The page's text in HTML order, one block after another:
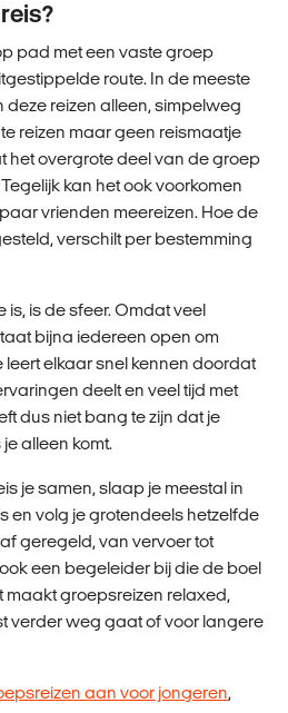
pad met een vaste groep
route. In de meeste
reizen alleen, simpelweg
reizen maar geen reismaatje
het overgrote deel van de groep
kan het ook voorkomen
vrienden meereizen. Hoe de
verschilt per bestemming
is, is de sfeer. Omdat veel
bijna iedereen open om
leert elkaar snel kennen doordat
deelt en veel tijd met
dus niet bang te zijn dat je
alleen komt.
je samen, slaap je meestal in
en volg je grotendeels hetzelfde
geregeld, van vervoer tot
een begeleider bij die de boel
maakt groepsreizen relaxed,
verder weg gaat of voor langere
aan voor jongeren,